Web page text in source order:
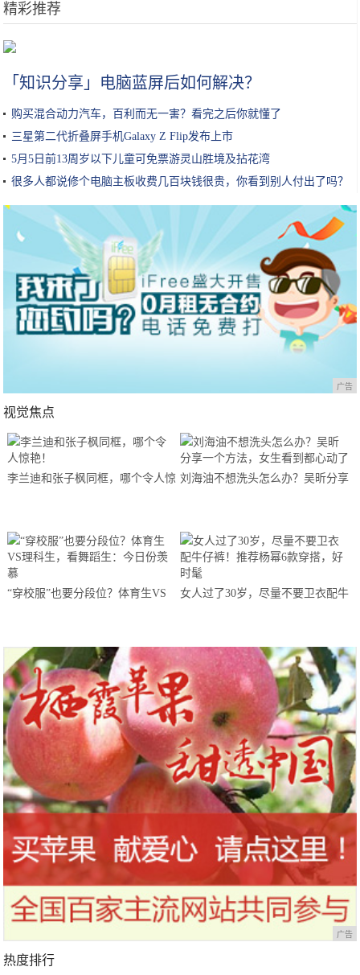
精彩推荐
「知识分享」电脑蓝屏后如何解决？
购买混合动力汽车，百利而无一害？看完之后你就懂了
三星第二代折叠屏手机Galaxy Z Flip发布上市
5月5日前13周岁以下儿童可免票游灵山胜境及拈花湾
很多人都说修个电脑主板收费几百块钱很贵，你看到别人付出了吗？
广告
视觉焦点
李兰迪和张子枫同框，哪个令人惊 刘海油不想洗头怎么办？吴昕分享
“穿校服”也要分段位？体育生VS
女人过了30岁，尽量不要卫衣配牛
广告
热度排行